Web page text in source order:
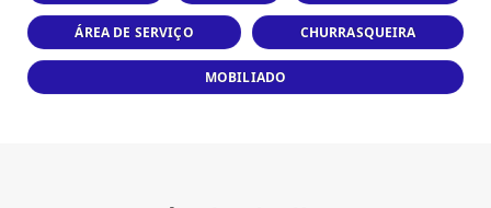
ÁREA DE SERVIÇO CHURRASQUEIRA
MOBILIADO